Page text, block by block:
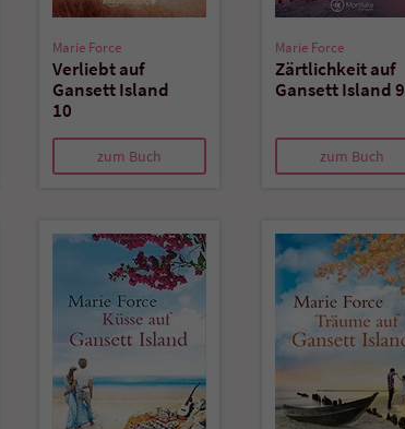
Marie Force
Verliebt auf
Gansett Island
10
zum Buch
Marie Force
Zärtlichkeit auf
Gansett Island 9
zum Buch